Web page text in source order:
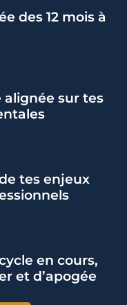
des 12 mois à
alignée sur tes
tes enjeux
en cours,
et d’apogée